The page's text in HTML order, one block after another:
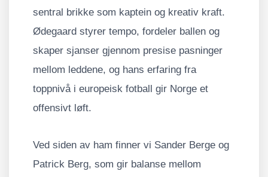
sentral brikke som kaptein og kreativ kraft.
Ødegaard styrer tempo, fordeler ballen og
skaper sjanser gjennom presise pasninger
mellom leddene, og hans erfaring fra
toppnivå i europeisk fotball gir Norge et
offensivt løft.
Ved siden av ham finner vi Sander Berge og
Patrick Berg, som gir balanse mellom